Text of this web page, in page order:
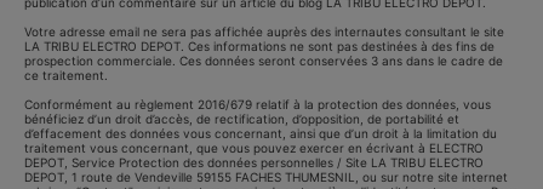
Votre adresse email ne sera pas affichée auprès des internautes consultant le site
LA TRIBU ELECTRO DEPOT. Ces informations ne sont pas destinées à des fins de
prospection commerciale. Ces données seront conservées 3 ans dans le cadre de
ce traitement.
Conformément au règlement 2016/679 relatif à la protection des données, vous
bénéficiez d’un droit d’accès, de rectification, d’opposition, de portabilité et
d’effacement des données vous concernant, ainsi que d’un droit à la limitation du
traitement vous concernant, que vous pouvez exercer en écrivant à ELECTRO
DEPOT, Service Protection des données personnelles / Site LA TRIBU ELECTRO
DEPOT, 1 route de Vendeville 59155 FACHES THUMESNIL, ou sur notre site internet